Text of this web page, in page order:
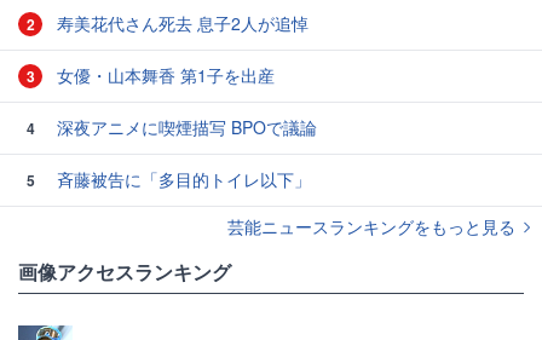
2 寿美花代さん死去 息子2人が追悼
3 女優・山本舞香 第1子を出産
4 深夜アニメに喫煙描写 BPOで議論
5
斉藤被告に「多目的トイレ以下」
芸能ニュースランキングをもっと見る
画像アクセスランキング